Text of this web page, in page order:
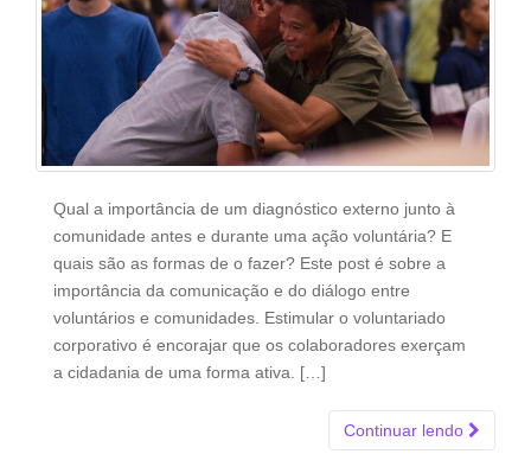
Qual a importância de um diagnóstico externo junto à
comunidade antes e durante uma ação voluntária? E
quais são as formas de o fazer? Este post é sobre a
importância da comunicação e do diálogo entre
voluntários e comunidades. Estimular o voluntariado
corporativo é encorajar que os colaboradores exerçam
a cidadania de uma forma ativa. […]
Continuar lendo